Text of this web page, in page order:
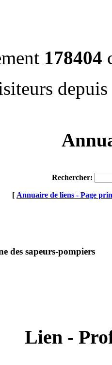
178404
Rechercher:
[ Annuaire de liens - Page
sapeurs-pompiers
Lien -